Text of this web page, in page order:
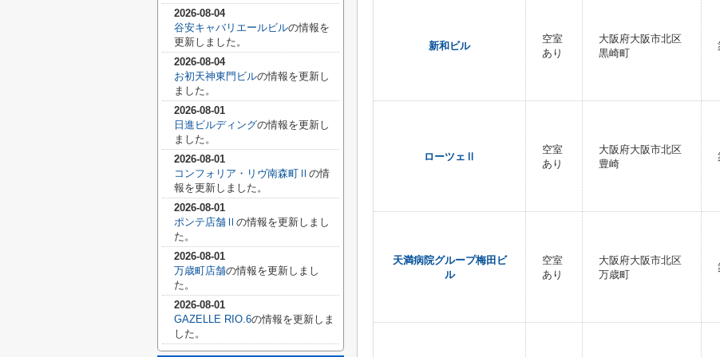
新和ビル
空室
あり
大阪府大阪市北区
黒崎町
ローツェⅡ
空室
あり
大阪府大阪市北区
豊崎
天満病院グループ梅田ビ
ル
空室
あり
大阪府大阪市北区
万歳町
2026-08-04
谷安キャバリエールビルの情報を
更新しました。
2026-08-04
お初天神東門ビルの情報を更新し
ました。
2026-08-01
日進ビルディングの情報を更新し
ました。
2026-08-01
コンフォリア・リヴ南森町Ⅱ の情
報を更新しました。
2026-08-01
ポンテ店舗Ⅱ の情報を更新しまし
た。
2026-08-01
万歳町店舗の情報を更新しまし
た。
2026-08-01
GAZELLE RIO.6の情報を更新しま
した。